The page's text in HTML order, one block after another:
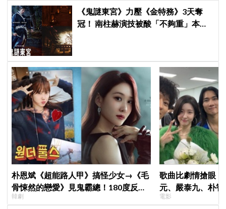
《鬼謎東宮》力壓《金特務》3天奪
冠！ 南柱赫演技被酸「不夠重」本人
朴恩斌《超能路人甲》搞怪少女→《毛
骨悚然的戀愛》見鬼霸總！180度反差
演技獲讚「信看演員」
韓劇
歌曲比劇情搶眼
元、嚴泰九、朴
曲《Love Is》超
電影